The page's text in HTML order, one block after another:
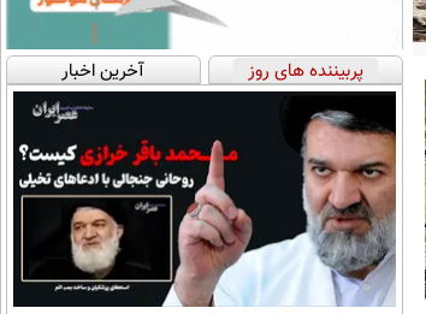
پربیننده های روز آخرین اخبار